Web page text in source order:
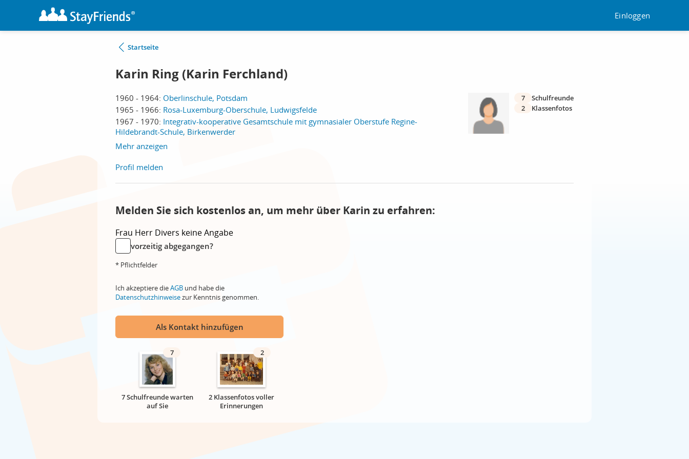
Einloggen
Startseite
Karin Ring (Karin Ferchland)
1960 - 1964: Oberlinschule, Potsdam
1965 - 1966: Rosa-Luxemburg-Oberschule, Ludwigsfelde
1967 - 1970: Integrativ-kooperative Gesamtschule mit gymnasialer Oberstufe Regine-
Hildebrandt-Schule, Birkenwerder
Mehr anzeigen
7
Schulfreunde
2
Klassenfotos
Profil melden
Melden Sie sich kostenlos an, um mehr über Karin zu erfahren:
Frau Herr Divers keine Angabe
vorzeitig abgegangen?
* Pflichtfelder
Ich akzeptiere dieAGB und habe die
Datenschutzhinweisezur Kenntnis genommen.
Als Kontakt hinzufügen
7
7 Schulfreunde warten
auf Sie
2
2 Klassenfotos voller
Erinnerungen